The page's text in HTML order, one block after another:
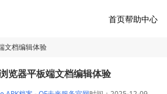
首页帮助中心
文档编辑体验
览器平板端文档编辑体验